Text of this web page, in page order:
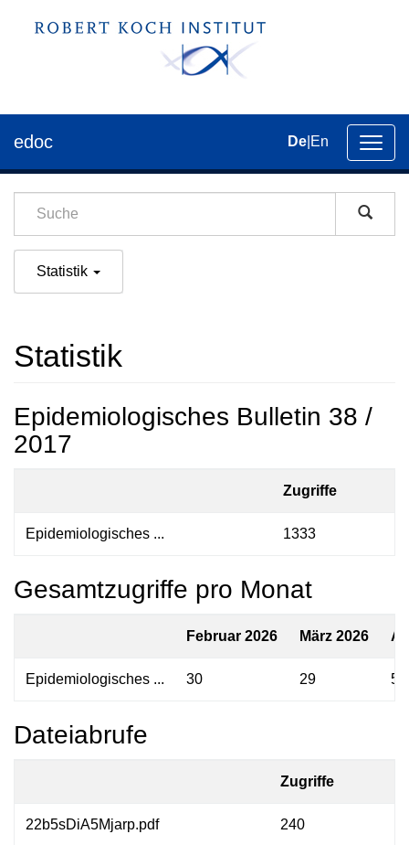
der
edoc De En
Statistik
Statistik
Epidemiologisches Bulletin 38 /
2017
Zugriffe
Epidemiologisches ... 1333
Gesamtzugriffe pro Monat
Februar 2026 März 2026
Epidemiologisches ... 30 29 52
Dateiabrufe
Zugriffe
22b5sDiA5Mjarp.pdf 240